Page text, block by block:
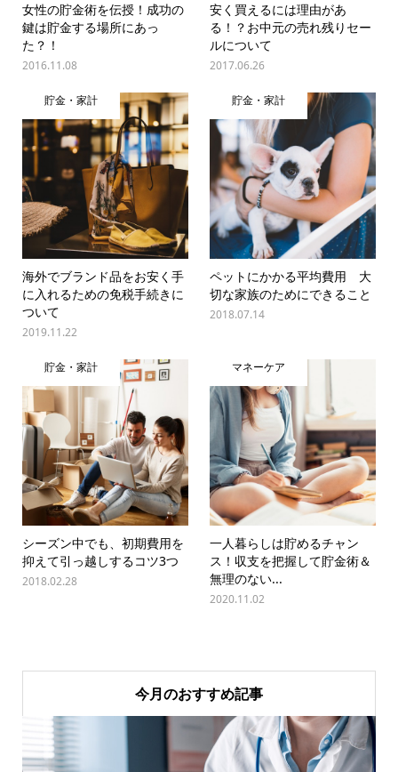
女性の貯金術を伝授！成功の
鍵は貯金する場所にあっ
た？！
2016.11.08
安く買えるには理由があ
る！？お中元の売れ残りセー
ルについて
2017.06.26
貯金・家計
海外でブランド品をお安く手
に入れるための免税手続きに
ついて
2019.11.22
貯金・家計
ペットにかかる平均費用 大
切な家族のためにできること
2018.07.14
貯金・家計
シーズン中でも、初期費用を
抑えて引っ越しするコツ3つ
2018.02.28
マネーケア
一人暮らしは貯めるチャン
ス！収支を把握して貯金術＆
無理のない...
2020.11.02
今月のおすすめ記事